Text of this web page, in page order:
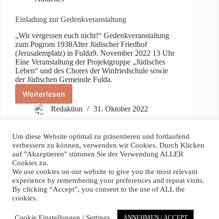
Einladung zur Gedenkveranstaltung
„Wir vergessen euch nicht!“ Gedenkveranstaltung
zum Pogrom 1938Alter Jüdischer Friedhof
(Jerusalemplatz) in Fulda9. November 2022 13 Uhr
Eine Veranstaltung der Projektgruppe „Jüdisches
Leben“ und des Chores der Winfriedschule sowie
der Jüdischen Gemeinde Fulda.
Weiterlesen
Einladung
zur
Gedenkveranstaltung
Redaktion 31. Oktober 2022
Spenden / Donate
Wenn Sie unser Projekt unterstützen wollen, können Sie hier
einen Betrag Ihrer Wahl spenden. Vielen Dank!
If you want to support our project you can donate any amount
Um diese Website optimal zu präsentieren und fortlaufend
verbessern zu können, verwenden wir Cookies. Durch Klicken
auf "Akzeptieren" stimmen Sie der Verwendung ALLER
Cookies zu.
We use cookies on our website to give you the most relevant
experience by remembering your preferences and repeat visits.
By clicking “Accept”, you consent to the use of ALL the
cookies.
Cookie Einstellungen / Settings ANNEHMEN / ACCEPT